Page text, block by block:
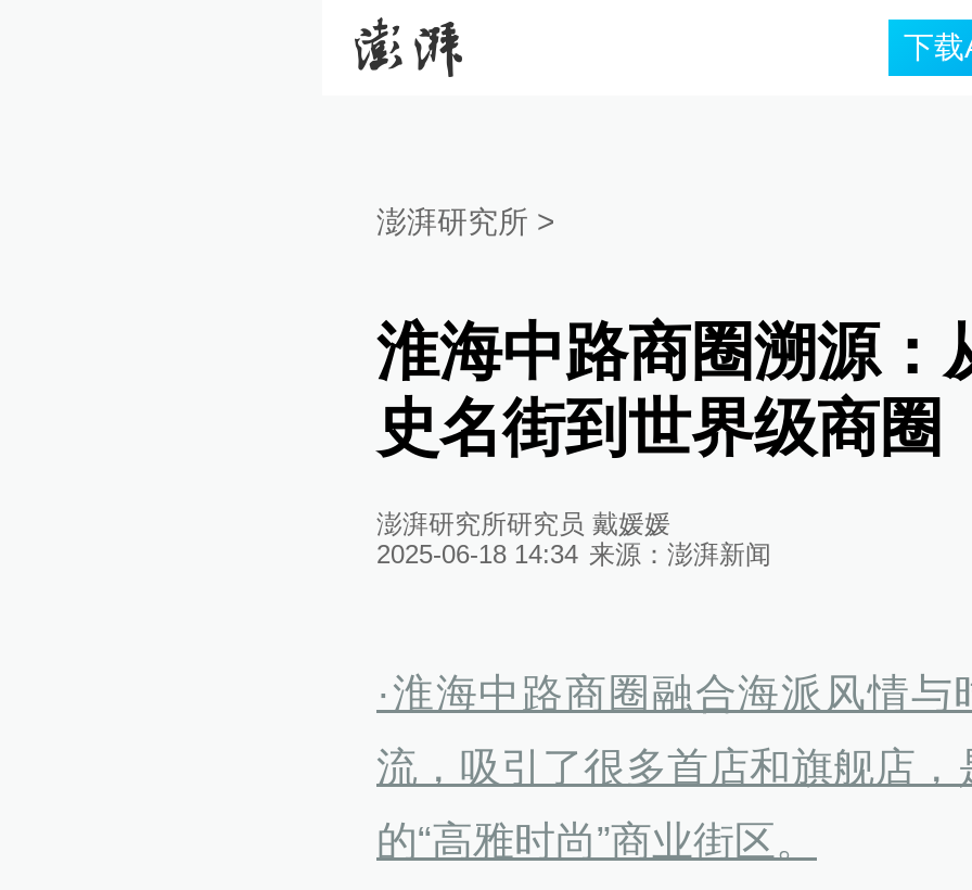
下载
澎湃研究所 >
淮海中路商圈溯源：
史名街到世界级商圈
澎湃研究所研究员 戴媛媛
2025-06-18 14:34 来源： 澎湃新闻
·淮海中路商圈融合海派风情与
流，吸引了很多首店和旗舰店，
的“高雅时尚”商业街区。